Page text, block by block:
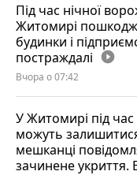
Під час нічної
Житомирі
будинки і
постраждалі play_circle_filled
Вчора о 07:42
У Житомирі під
можуть
мешканці
зачинене укриття.